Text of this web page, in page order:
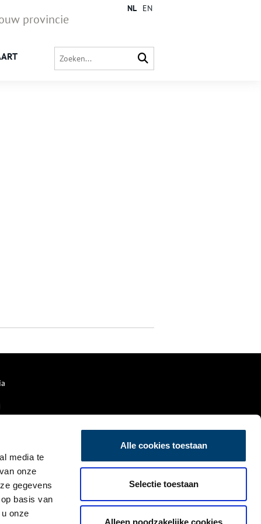
media te
onze
gegevens
basis van
onze
Alle cookies toestaan
Selectie toestaan
Alleen noodzakelijke cookies
provincie
NL EN